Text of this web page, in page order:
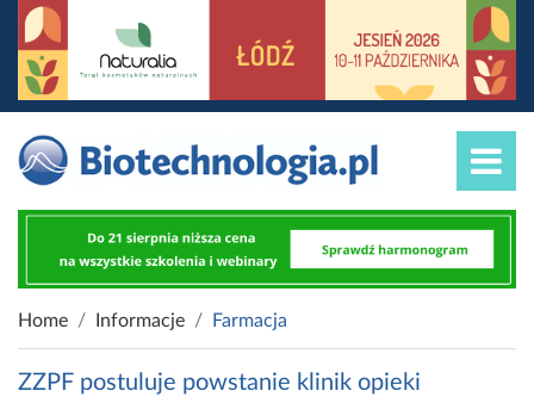
Home Informacje Farmacja
ZZPF postuluje powstanie klinik opieki